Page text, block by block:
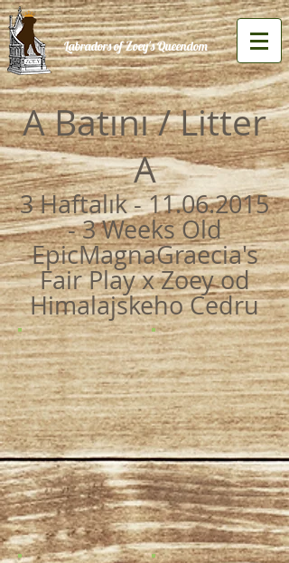
Labradors of Zoey's Queendom
A Batını / Litter
A
3 Haftalık -11.06.2015
- 3Weeks Old
EpicMagnaGraecia's
Fair Play x Zoey od
Himalajskeho Cedru